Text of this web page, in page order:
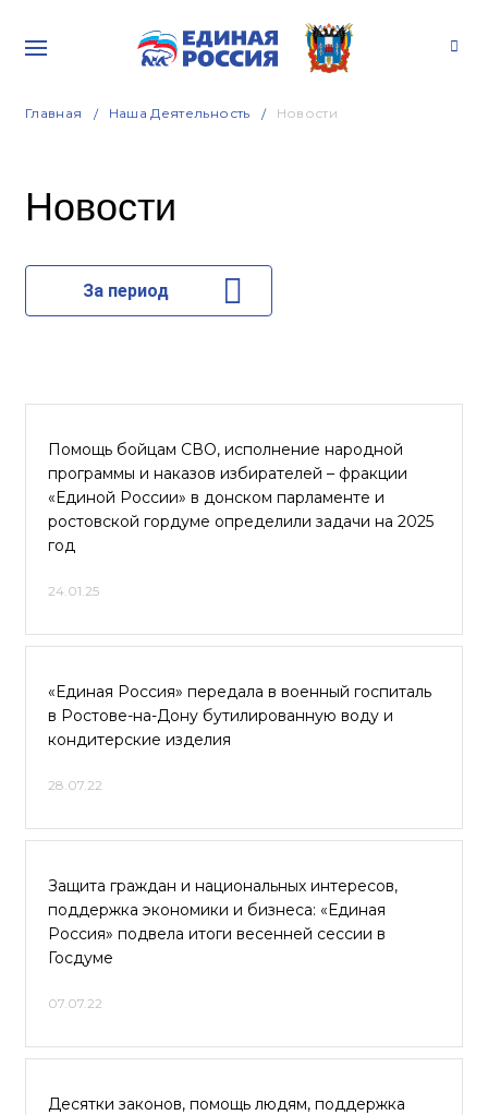
Главная Наша Деятельность Новости
Новости
За период
Помощь бойцам СВО, исполнение народной
программы и наказов избирателей – фракции
«Единой России» в донском парламенте и
ростовской гордуме определили задачи на 2025
год
24.01.25
«Единая Россия» передала в военный госпиталь
в Ростове-на-Дону бутилированную воду и
кондитерские изделия
28.07.22
Защита граждан и национальных интересов,
поддержка экономики и бизнеса: «Единая
Россия» подвела итоги весенней сессии в
Госдуме
07.07.22
Десятки законов, помощь людям, поддержка